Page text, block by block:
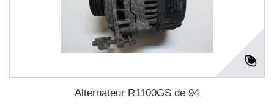
Alternateur R1100GS de 94